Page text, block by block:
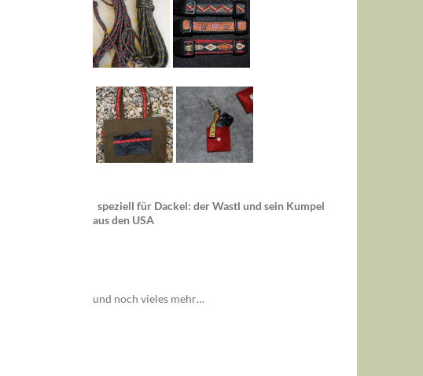
speziell für Dackel: der Wastl und sein Kumpel
aus den USA
und noch vieles mehr…